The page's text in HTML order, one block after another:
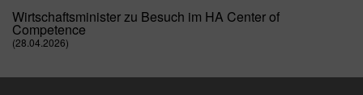
Wirtschaftsminister zu Besuch im HA Center of
Competence
(28.04.2026)